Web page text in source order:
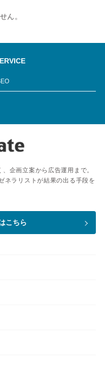
ん。
企画立案から広告運用まで。
ネラリストが結果の出る手段を
こちら